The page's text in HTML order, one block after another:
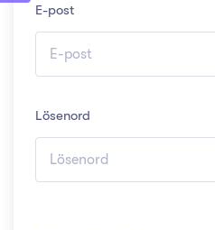
E-post
Lösenord